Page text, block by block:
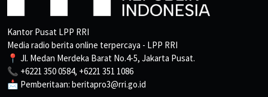
Kantor Pusat LPP RRI
Media radio berita online terpercaya - LPP RRI
📍 Jl. Medan Merdeka Barat No.4-5, Jakarta Pusat.
📞 +6221 350 0584, +6221 351 1086
📩 Pemberitaan: beritapro3@rri.go.id